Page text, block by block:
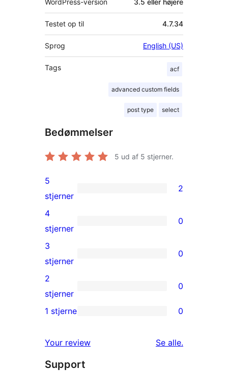
Testet op til 4.7.34
Sprog English (US)
Tags acf
advanced custom fields
post type select
Bedømmelser
5 ud af 5 stjerner.
2
5-
stjernet
anmeldelser
5
stjerner
2
0
4-
stjernet
anmeldelser
4
stjerner
0
0
3-
stjernet
anmeldelser
3
stjerner
0
0
2-
anmeldelser
2
stjerner
0
stjernet
anmeldelser
1 stjerne 0
Your review Se alleanmeldelser
.
Support